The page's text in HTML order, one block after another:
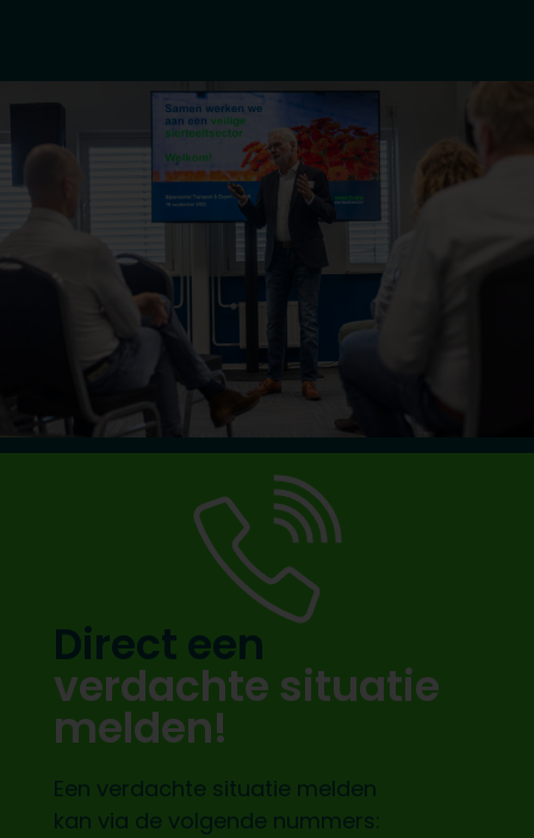
Direct een
verdachte situatie
melden!
Een verdachte situatie melden
kan via de volgende nummers: